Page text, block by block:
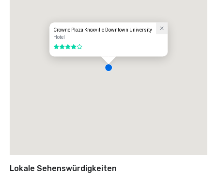
Crowne Plaza Knoxville Downtown University
Hotel
4 von 5
Lokale Sehenswürdigkeiten